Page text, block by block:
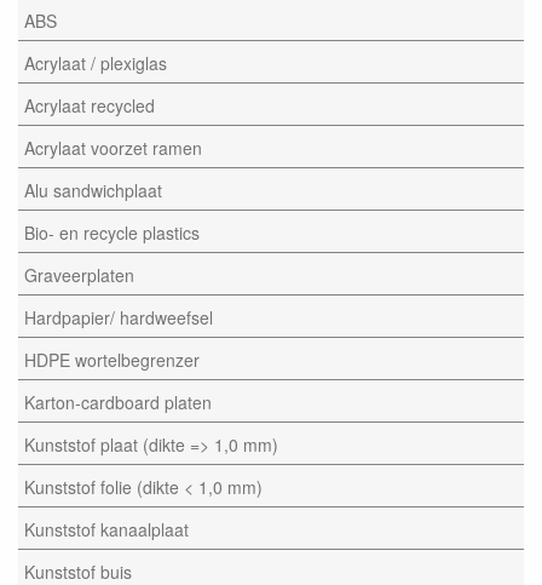
ABS
Acrylaat / plexiglas
Acrylaat recycled
Acrylaat voorzet ramen
Alu sandwichplaat
Bio- en recycle plastics
Graveerplaten
Hardpapier/ hardweefsel
HDPE wortelbegrenzer
Karton-cardboard platen
Kunststof plaat (dikte => 1,0 mm)
Kunststof folie (dikte < 1,0 mm)
Kunststof kanaalplaat
Kunststof buis